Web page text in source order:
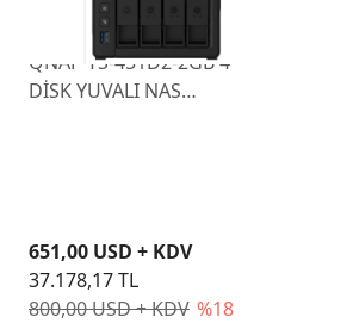
QNAP TS-451D2-2GB 4
DİSK YUVALI NAS
800,00 USD + KDV %18
651,00 USD + KDV
37.178,17 TL